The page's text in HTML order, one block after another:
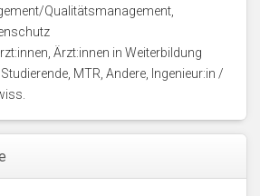
Qualitätsmanagement,
Ärzt:innen in Weiterbildung
MTR, Andere, Ingenieur:in /